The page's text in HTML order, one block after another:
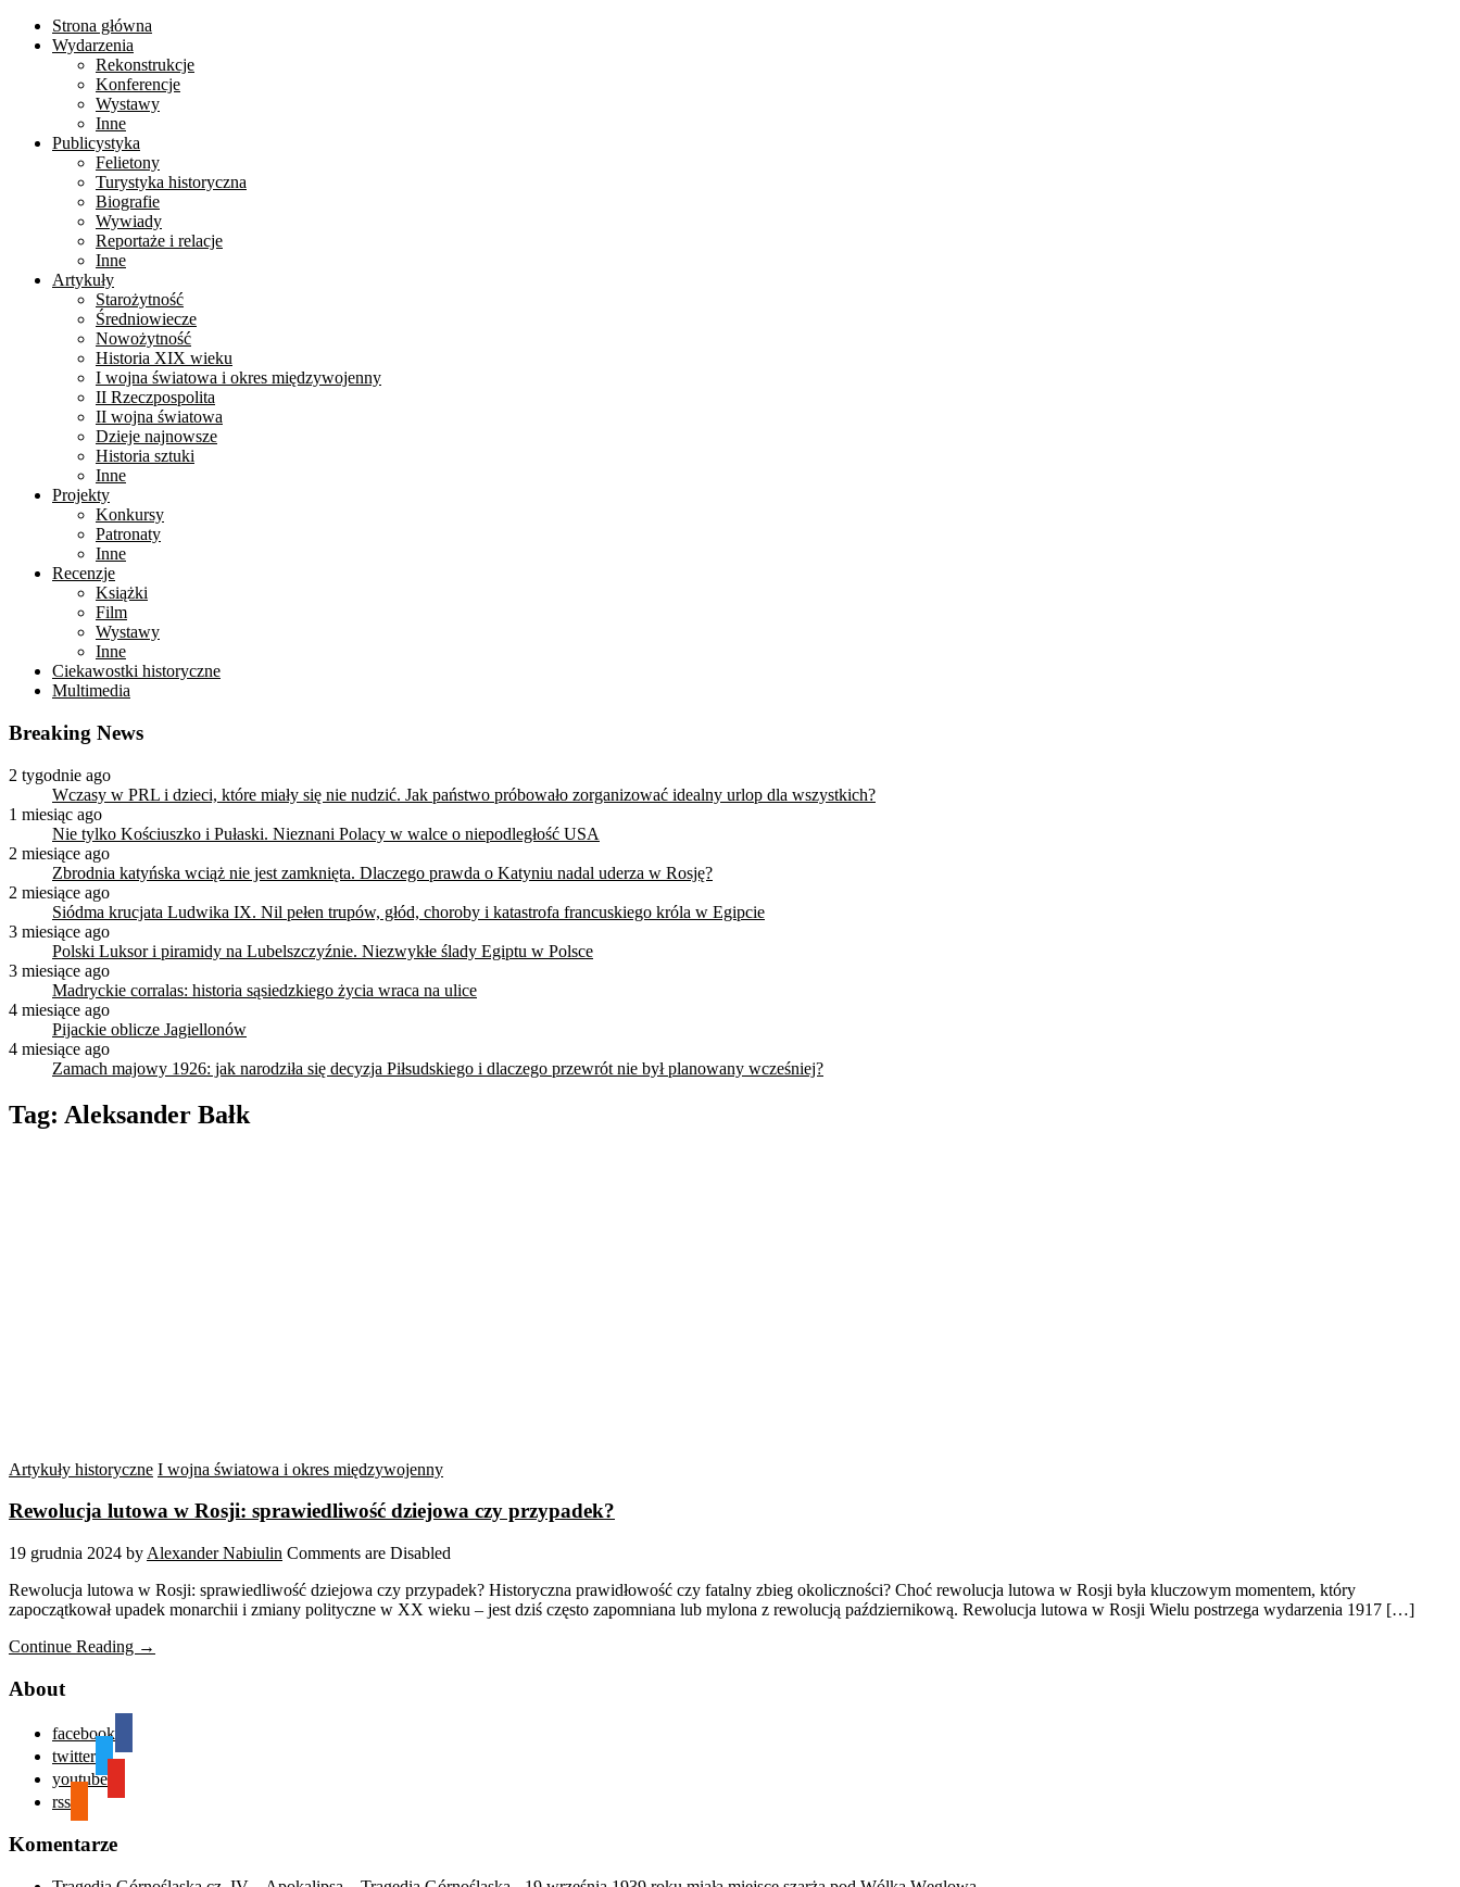
Strona główna
Wydarzenia
Rekonstrukcje
Konferencje
Wystawy
Inne
Publicystyka
Felietony
Turystyka historyczna
Biografie
Wywiady
Reportaże i relacje
Inne
Artykuły
Starożytność
Średniowiecze
Nowożytność
Historia XIX wieku
I wojna światowa i okres międzywojenny
II Rzeczpospolita
II wojna światowa
Dzieje najnowsze
Historia sztuki
Inne
Projekty
Konkursy
Patronaty
Inne
Recenzje
Książki
Film
Wystawy
Inne
Ciekawostki historyczne
Multimedia
Breaking News
2 tygodnie ago
Wczasy w PRL i dzieci, które miały się nie nudzić. Jak państwo próbowało zorganizować idealny urlop dla wszystkich?
1 miesiąc ago
Nie tylko Kościuszko i Pułaski. Nieznani Polacy w walce o niepodległość USA
2 miesiące ago
Zbrodnia katyńska wciąż nie jest zamknięta. Dlaczego prawda o Katyniu nadal uderza w Rosję?
2 miesiące ago
Siódma krucjata Ludwika IX. Nil pełen trupów, głód, choroby i katastrofa francuskiego króla w Egipcie
3 miesiące ago
Polski Luksor i piramidy na Lubelszczyźnie. Niezwykłe ślady Egiptu w Polsce
3 miesiące ago
Madryckie corralas: historia sąsiedzkiego życia wraca na ulice
4 miesiące ago
Pijackie oblicze Jagiellonów
4 miesiące ago
Zamach majowy 1926: jak narodziła się decyzja Piłsudskiego i dlaczego przewrót nie był planowany wcześniej?
Tag: Aleksander Bałk
Artykuły historyczne I wojna światowa i okres międzywojenny
Rewolucja lutowa w Rosji: sprawiedliwość dziejowa czy przypadek?
19 grudnia 2024 by Alexander Nabiulin Comments are Disabled
Rewolucja lutowa w Rosji: sprawiedliwość dziejowa czy przypadek? Historyczna prawidłowość czy fatalny zbieg okoliczności? Choć rewolucja lutowa w Rosji była kluczowym momentem, który
zapoczątkował upadek monarchii i zmiany polityczne w XX wieku – jest dziś często zapomniana lub mylona z rewolucją październikową. Rewolucja lutowa w Rosji Wielu postrzega wydarzenia 1917 […]
Continue Reading →
About
facebook
twitter
youtube
rss
Komentarze